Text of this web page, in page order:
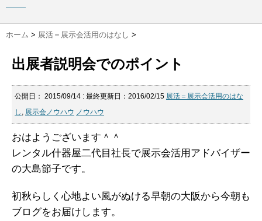
ホーム > 展活＝展示会活用のはなし >
出展者説明会でのポイント
公開日： 2015/09/14 : 最終更新日：2016/02/15 展活＝展示会活用のはな
し , 展示会ノウハウ ノウハウ
おはようございます＾＾
レンタル什器屋二代目社長で展示会活用アドバイザー
の大島節子です。
初秋らしく心地よい風がぬける早朝の大阪から今朝も
ブログをお届けします。